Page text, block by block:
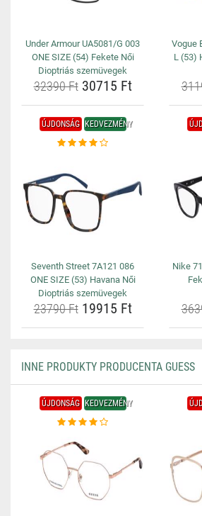
Under Armour UA5081/G 003
ONE SIZE (54) Fekete Női
Dioptriás szemüvegek
32390 Ft30715 Ft
Vogue
L (53)
ÚJDONSÁG KEDVEZMÉNY
Seventh Street 7A121 086
ONE SIZE (53) Havana Női
Dioptriás szemüvegek
23790 Ft19915 Ft
Nike
INNE PRODUKTY PRODUCENTA GUESS
ÚJDONSÁG KEDVEZMÉNY